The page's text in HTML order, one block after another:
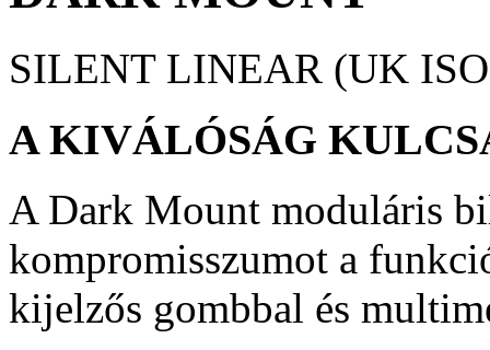
SILENT LINEAR (UK
A KIVÁLÓSÁG
A Dark Mount moduláris
kompromisszumot a
kijelzős gombbal és